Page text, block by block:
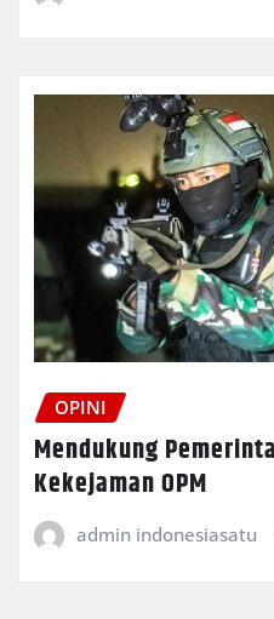
OPINI
Mendukung
Kekejaman OPM
admin indonesiasatu